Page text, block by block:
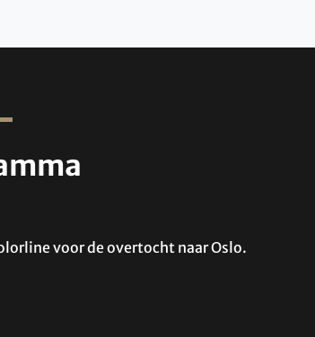
voor de overtocht naar Oslo.